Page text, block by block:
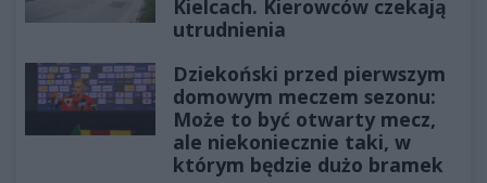
Kielcach. Kierowców czekają
utrudnienia
Dziekoński przed pierwszym
domowym meczem sezonu:
Może to być otwarty mecz,
ale niekoniecznie taki, w
którym będzie dużo bramek